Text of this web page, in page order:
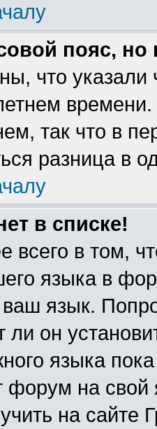
пояс,
что указали
так что в
разница в
в списке!
всего в том,
языка в
язык.
он
языка
форум на
на сайте